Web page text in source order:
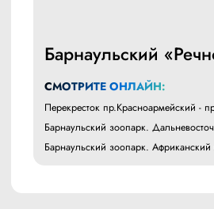
Барнаульский
СМОТРИТЕ ОНЛАЙН:
Перекресток пр.Красноармейский -
Барнаульский зоопарк.
Барнаульский зоопарк. Африканский